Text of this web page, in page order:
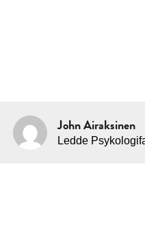
John Airaksinen
Ledde